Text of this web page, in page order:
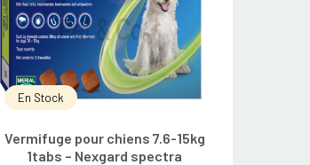
En Stock
Vermifuge pour chiens 7.6-15kg
1tabs – Nexgard spectra